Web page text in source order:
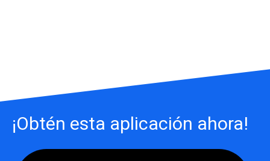
¡Obtén esta aplicación ahora!